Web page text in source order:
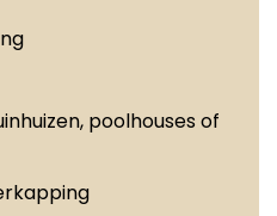
poolhouses of